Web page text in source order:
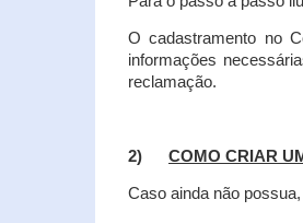
O cadastramento no
informações
reclamação.
2) COMO CRIAR
Caso ainda não